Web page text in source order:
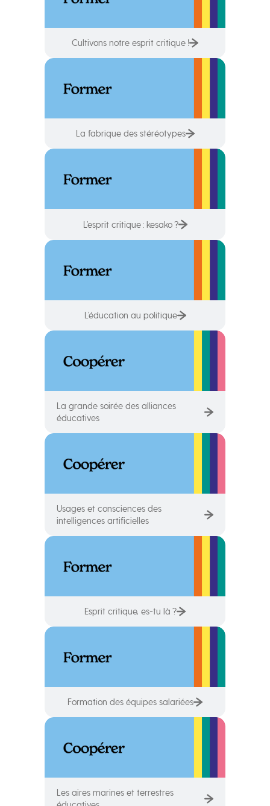
Cultivons notre esprit critique !
La fabrique des stéréotypes
L’esprit critique : kesako ?
L’éducation au politique
La grande soirée des alliances
éducatives
Usages et consciences des
intelligences artificielles
Esprit critique, es-tu là ?
Formation des équipes salariées
Les aires marines et terrestres